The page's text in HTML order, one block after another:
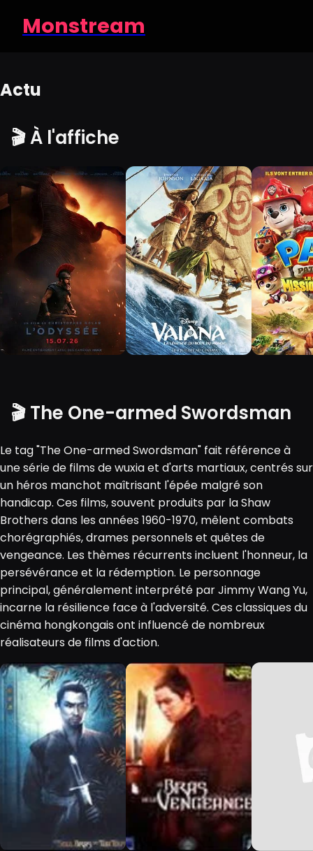
Monstream
Actu
🎬 À l'affiche
🎬 The One-armed Swordsman
Le tag "The One-armed Swordsman" fait référence à
une série de films de wuxia et d'arts martiaux, centrés sur
un héros manchot maîtrisant l'épée malgré son
handicap. Ces films, souvent produits par la Shaw
Brothers dans les années 1960-1970, mêlent combats
chorégraphiés, drames personnels et quêtes de
vengeance. Les thèmes récurrents incluent l'honneur, la
persévérance et la rédemption. Le personnage
principal, généralement interprété par Jimmy Wang Yu,
incarne la résilience face à l'adversité. Ces classiques du
cinéma hongkongais ont influencé de nombreux
réalisateurs de films d'action.